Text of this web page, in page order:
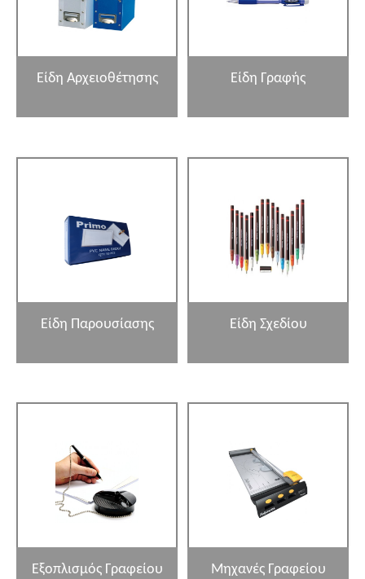
Είδη Αρχειοθέτησης Είδη Γραφής
Είδη Παρουσίασης Είδη Σχεδίου
Εξοπλισμός Γραφείου Μηχανές Γραφείου